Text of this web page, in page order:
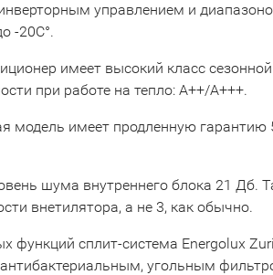
управлением и
-20С°.
имеет высокий класс сезонной
при работе на тепло: А++/А+++.
модель имеет продленную гарантию
шума внутреннего блока 21 Дб.
внетилятора, а не 3, как обычно.
функций сплит-система Energolux
угольным